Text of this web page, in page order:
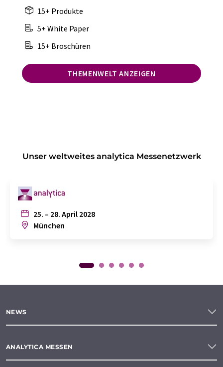
15+ Produkte
5+ White Paper
15+ Broschüren
THEMENWELT ANZEIGEN
Unser weltweites analytica Messenetzwerk
25. – 28. April 2028
München
NEWS
ANALYTICA MESSEN